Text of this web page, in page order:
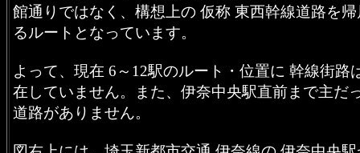
館通りではなく、構想上の 仮称 東西幹線道路を
るルートとなっています。
よって、現在 6～12駅のルート・位置に 幹線街路
在していません。また、伊奈中央駅直前まで主だ
道路がありません。